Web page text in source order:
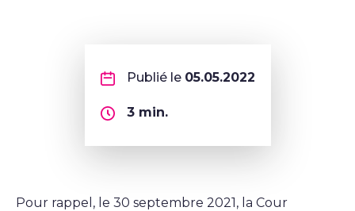
Publié le 05.05.2022
3min.
Pour rappel, le 30 septembre 2021, la Cour